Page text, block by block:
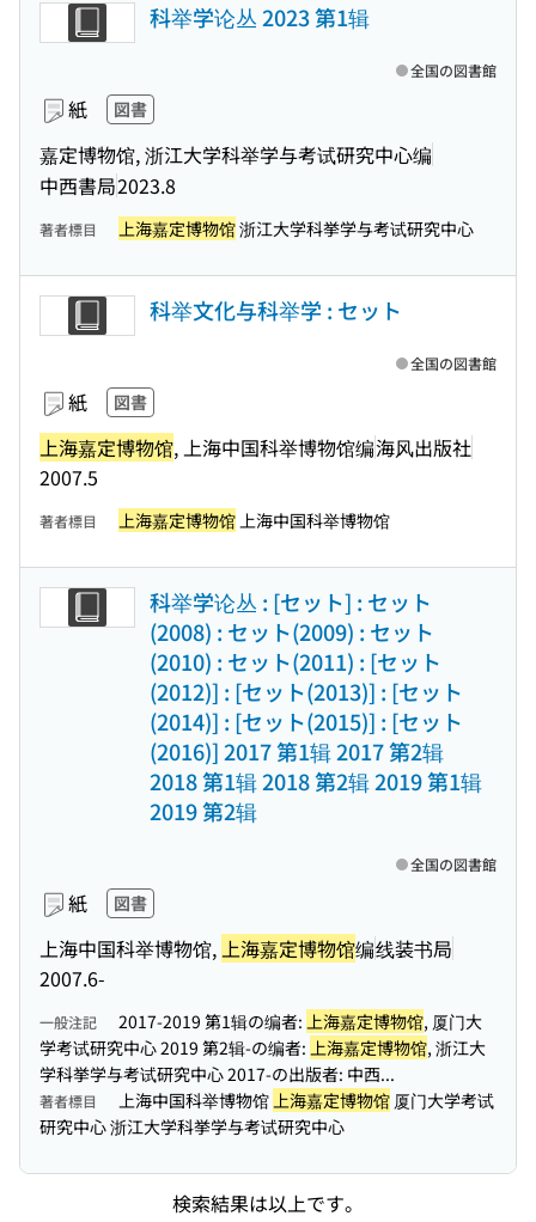
科举学论丛 2023 第1辑
紙 図書
嘉定博物馆, 浙江大学科举学与考试研究中心编
中西書局2023.8
全国の図書館
著者標目 上海嘉定博物馆浙江大学科挙学与考试研究中心
科举文化与科举学 : セット
紙 図書
上海嘉定博物馆, 上海中国科举博物馆编海风出版社
2007.5
全国の図書館
著者標目 上海嘉定博物馆上海中国科举博物馆
科举学论丛 : [セット] : セット
(2008) : セット(2009) : セット
(2010) : セット(2011) : [セット
(2012)] : [セット(2013)] : [セット
(2014)] : [セット(2015)] : [セット
(2016)] 2017 第1辑 2017 第2辑
2018 第1辑 2018 第2辑 2019 第1辑
2019 第2辑
紙 図書
上海中国科举博物馆, 上海嘉定博物馆编线装书局
2007.6-
全国の図書館
一般注記 2017-2019 第1辑の编者: 上海嘉定博物馆, 厦门大
学考试研究中心 2019 第2辑-の编者: 上海嘉定博物馆, 浙江大
学科挙学与考试研究中心 2017-の出版者: 中西...
著者標目 上海中国科举博物馆上海嘉定博物馆 厦门大学考试
研究中心 浙江大学科挙学与考试研究中心
検索結果は以上です。